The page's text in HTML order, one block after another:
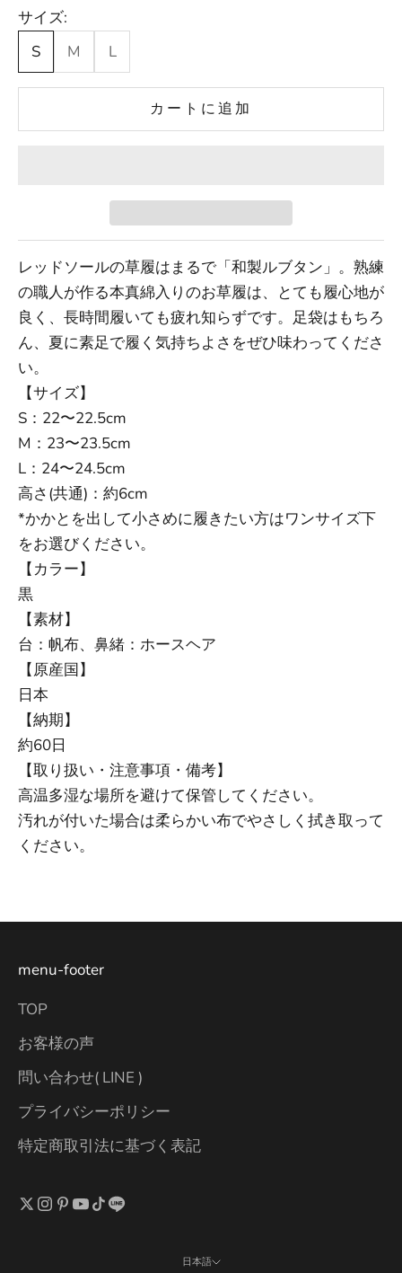
サイズ:
S
M L
カートに追加
レッドソールの草履はまるで「和製ルブタン」。熟練
の職人が作る本真綿入りのお草履は、とても履心地が
良く、長時間履いても疲れ知らずです。足袋はもちろ
ん、夏に素足で履く気持ちよさをぜひ味わってくださ
い。
【サイズ】
S：22〜22.5cm
M：23〜23.5cm
L：24〜24.5cm
高さ(共通)：約6cm
*かかとを出して小さめに履きたい方はワンサイズ下
をお選びください。
【カラー】
黒
【素材】
台：帆布、鼻緒：ホースヘア
【原産国】
日本
【納期】
約60日
【取り扱い・注意事項・備考】
高温多湿な場所を避けて保管してください。
汚れが付いた場合は柔らかい布でやさしく拭き取って
ください。
menu-footer
TOP
お客様の声
問い合わせ( LINE )
プライバシーポリシー
特定商取引法に基づく表記
日本語